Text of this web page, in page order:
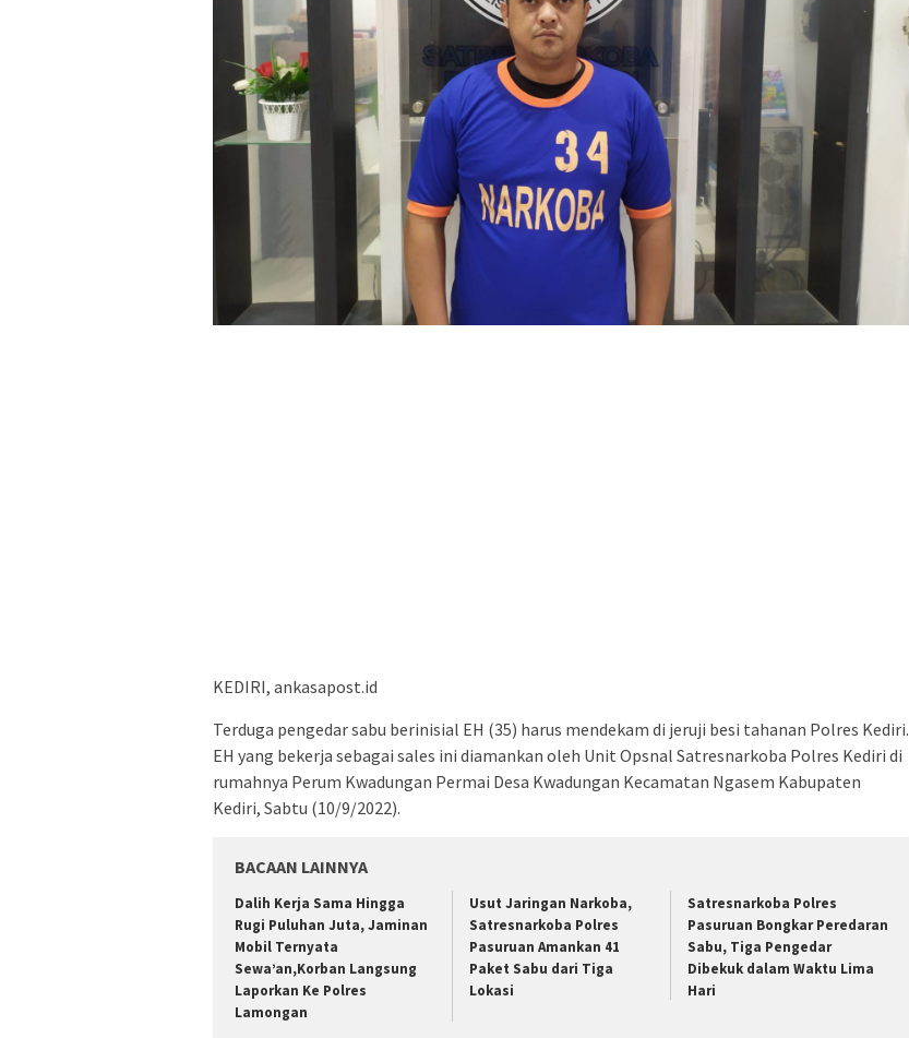
KEDIRI, ankasapost.id
Terduga pengedar sabu berinisial EH (35) harus mendekam di jeruji besi tahanan Polres Kediri.
EH yang bekerja sebagai sales ini diamankan oleh Unit Opsnal Satresnarkoba Polres Kediri di
rumahnya Perum Kwadungan Permai Desa Kwadungan Kecamatan Ngasem Kabupaten
Kediri, Sabtu (10/9/2022).
BACAAN LAINNYA
Dalih Kerja Sama Hingga
Rugi Puluhan Juta, Jaminan
Mobil Ternyata
Sewa’an,Korban Langsung
Laporkan Ke Polres
Lamongan
Usut Jaringan Narkoba,
Satresnarkoba Polres
Pasuruan Amankan 41
Paket Sabu dari Tiga
Lokasi
Satresnarkoba Polres
Pasuruan Bongkar Peredaran
Sabu, Tiga Pengedar
Dibekuk dalam Waktu Lima
Hari